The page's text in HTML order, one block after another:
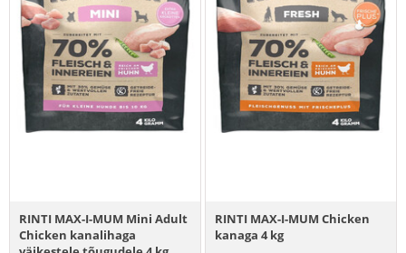
RINTI MAX-I-MUM Mini Adult
Chicken kanalihaga
RINTI MAX-I-MUM Chicken
kanaga 4 kg